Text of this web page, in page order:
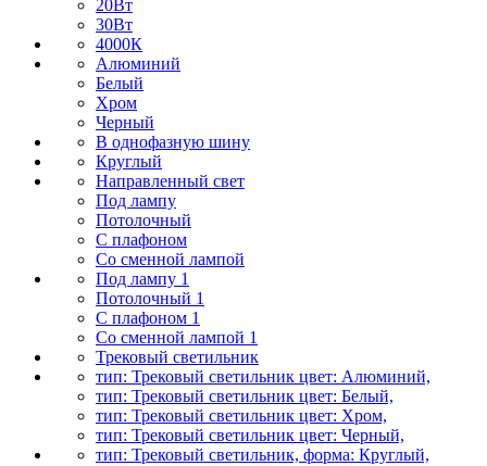
20Вт
30Вт
4000К
Алюминий
Белый
Хром
Черный
В однофазную шину
Круглый
Направленный свет
Под лампу
Потолочный
С плафоном
Со сменной лампой
Под лампу 1
Потолочный 1
С плафоном 1
Со сменной лампой 1
Трековый светильник
тип: Трековый светильник цвет: Алюминий,
тип: Трековый светильник цвет: Белый,
тип: Трековый светильник цвет: Хром,
тип: Трековый светильник цвет: Черный,
тип: Трековый светильник, форма: Круглый,